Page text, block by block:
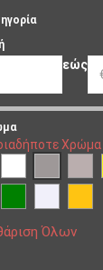
εώς
Χρώμα
Όλων